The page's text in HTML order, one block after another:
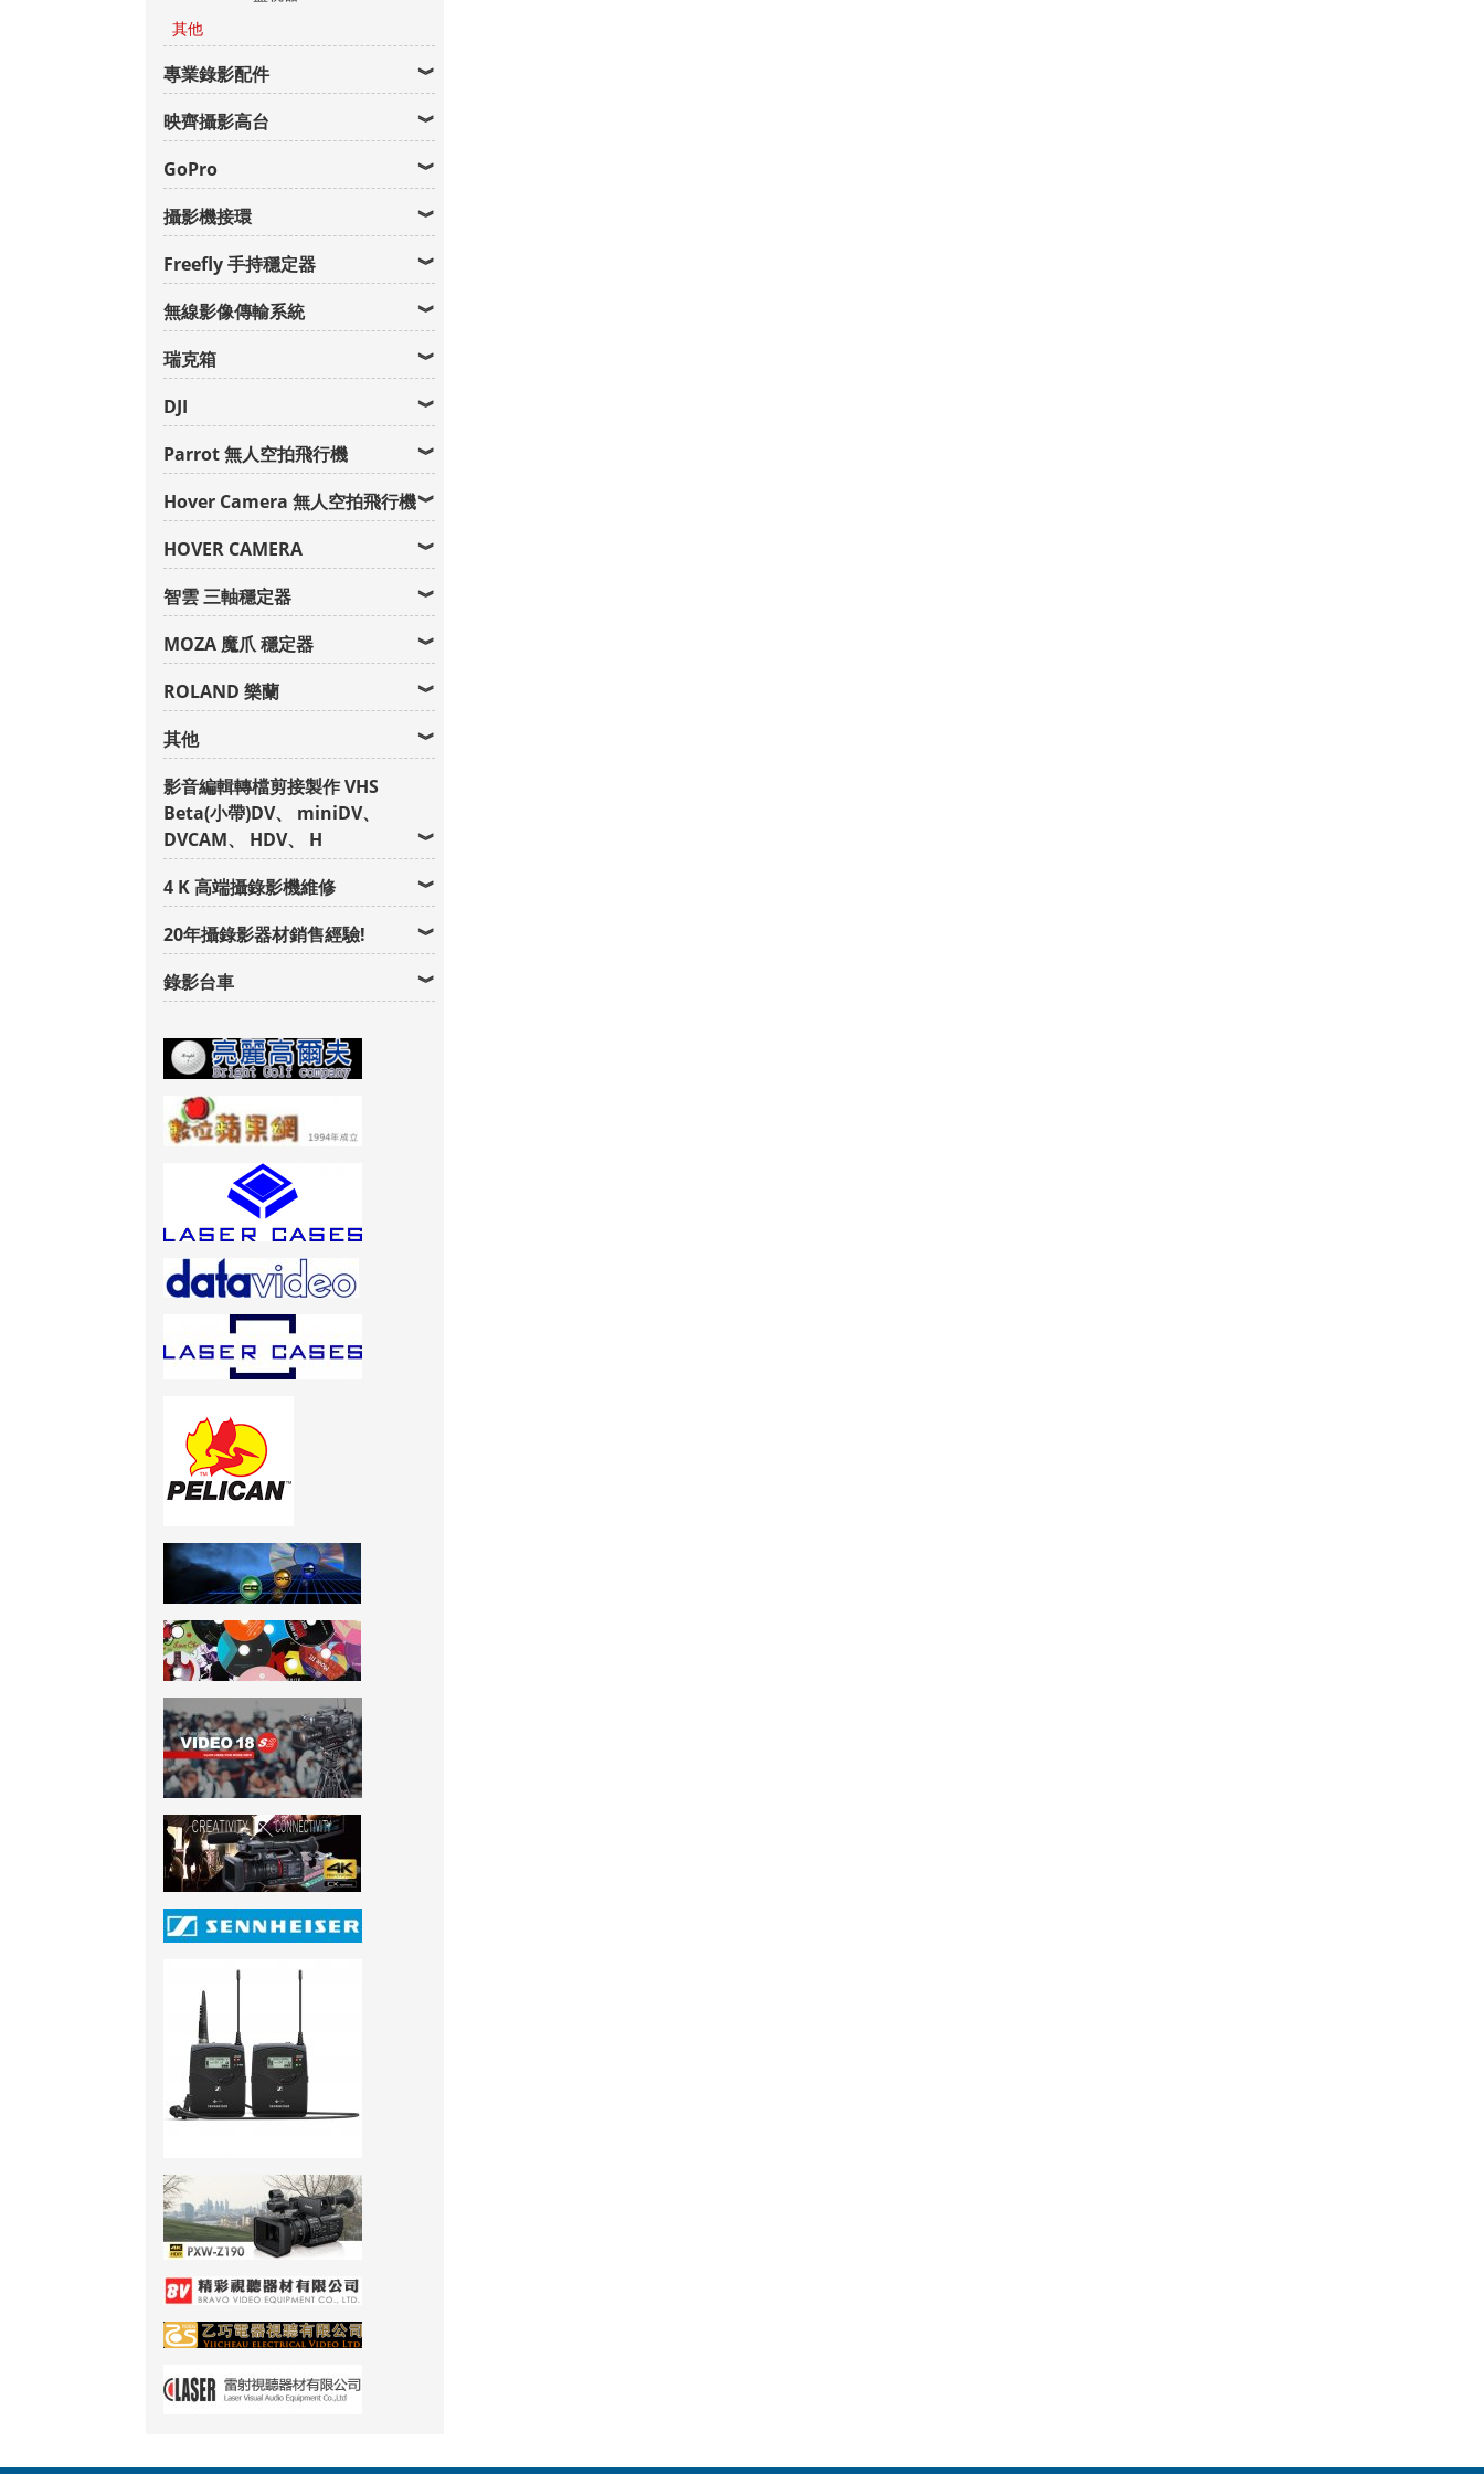
其他
專業錄影配件
映齊攝影高台
GoPro
攝影機接環
Freefly 手持穩定器
無線影像傳輸系統
瑞克箱
DJI
Parrot 無人空拍飛行機
Hover Camera 無人空拍飛行機
HOVER CAMERA
智雲 三軸穩定器
MOZA 魔爪 穩定器
ROLAND 樂蘭
其他
影音編輯轉檔剪接製作 VHS
Beta(小帶)DV、 miniDV、
DVCAM、 HDV、 H
4 K 高端攝錄影機維修
20年攝錄影器材銷售經驗!
錄影台車